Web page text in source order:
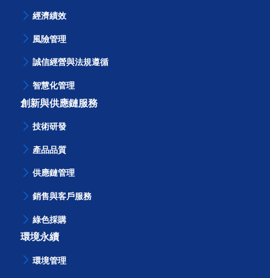
經濟績效
風險管理
誠信經營與法規遵循
智慧化管理
創新與供應鏈服務
技術研發
產品品質
供應鏈管理
銷售與客戶服務
綠色採購
環境永續
環境管理